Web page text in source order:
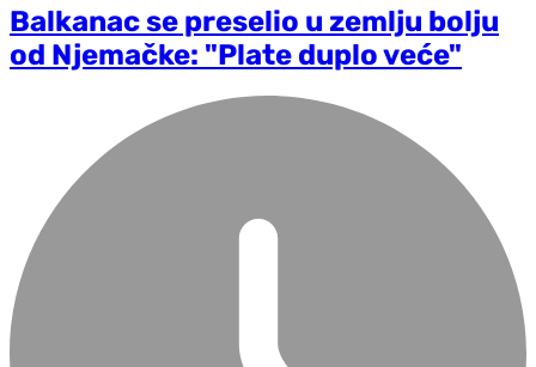
Balkanac se preselio u zemlju bolju
od Njemačke: "Plate duplo veće"